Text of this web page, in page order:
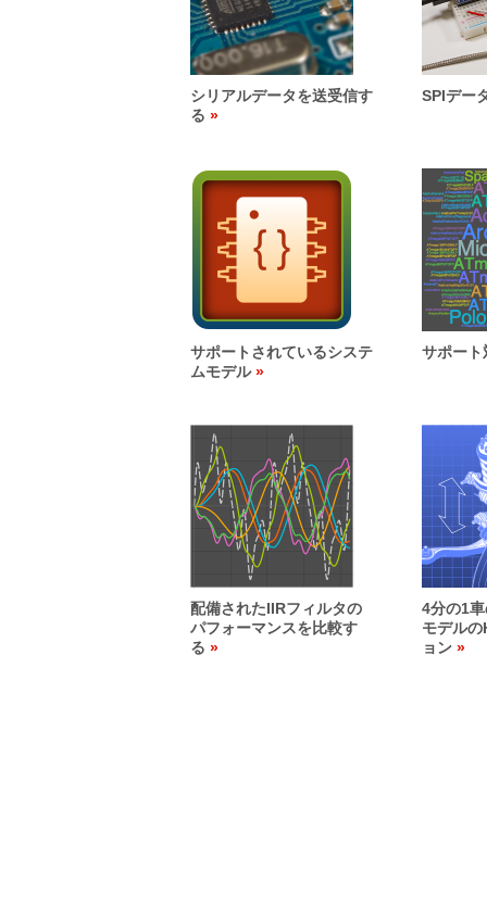
シリアルデータを送受信す
る
SPIデー
サポートされているシステ
ムモデル
サポート
配備されたIIRフィルタの
パフォーマンスを比較す
る
4分の1
モデル
ョン